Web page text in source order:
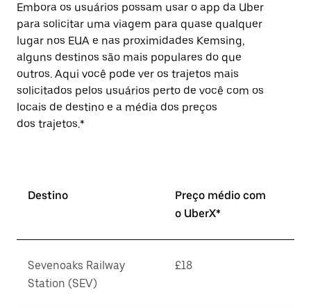
Embora os usuários possam usar o app da Uber
para solicitar uma viagem para quase qualquer
lugar nos EUA e nas proximidades Kemsing,
alguns destinos são mais populares do que
outros. Aqui você pode ver os trajetos mais
solicitados pelos usuários perto de você com os
locais de destino e a média dos preços
dos trajetos.*
Destino
Preço médio com
o UberX*
Sevenoaks Railway
Station (SEV)
£18